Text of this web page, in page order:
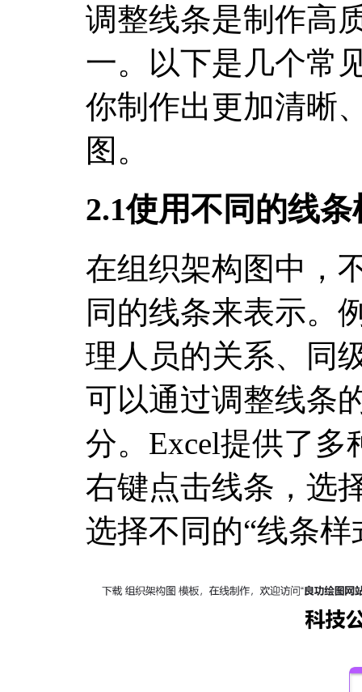
调整线条是制作高
一。以下是几个常
你制作出更加清晰
图。
2.1使用不同的线
在组织架构图中，
同的线条来表示。
理人员的关系、同
可以通过调整线条
分。Excel提供了
右键点击线条，选
选择不同的“线条样